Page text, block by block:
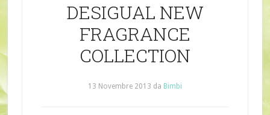
DESIGUAL NEW
FRAGRANCE
COLLECTION
13 Novembre 2013 da Bimbi